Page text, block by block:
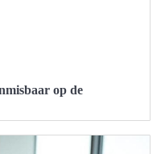
op de